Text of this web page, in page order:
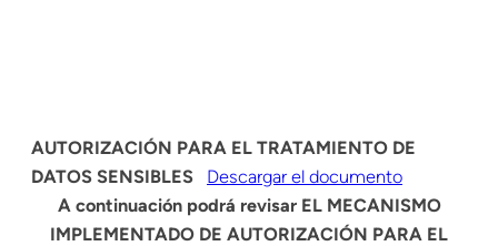
AUTORIZACIÓN PARA EL TRATAMIENTO DE
DATOS SENSIBLES
Descargar el documento
A continuación podrá revisar EL MECANISMO
IMPLEMENTADO DE AUTORIZACIÓN PARA EL